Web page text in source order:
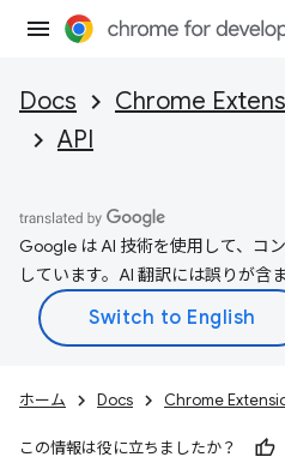
Docs Chrome
API
Google は AI 技術を使用して、コ
しています。AI 翻訳には誤りが含
ホーム Docs Chrome
この情報は役に立ちましたか？